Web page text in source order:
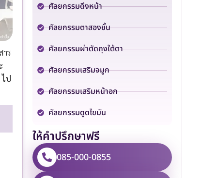
ร
ไป
ศัลยกรรมดึงหน้า
ศัลยกรรมตาสองชั้น
ศัลยกรรมผ่าตัดถุงใต้ตา
ศัลยกรรมเสริมจมูก
ศัลยกรรมเสริมหน้าอก
ศัลยกรรมดูดไขมัน
ให้คำปรึกษาฟรี
085-000-0855